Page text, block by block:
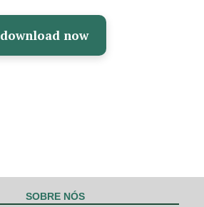
download now
SOBRE NÓS